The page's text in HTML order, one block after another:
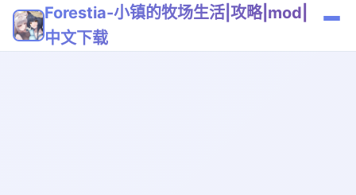
Forestia-小镇的牧场生活|攻略|mod|
中文下载